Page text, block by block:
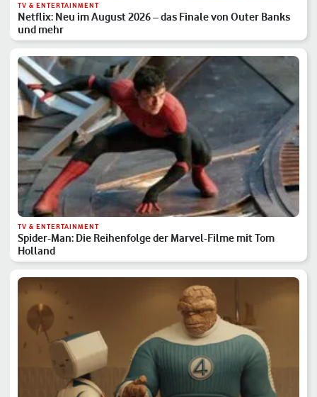
TV & ENTERTAINMENT
Netflix: Neu im August 2026 – das Finale von Outer Banks
und mehr
TV & ENTERTAINMENT
Spider-Man: Die Reihenfolge der Marvel-Filme mit Tom
Holland